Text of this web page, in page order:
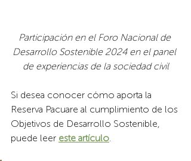
Participación en el Foro Nacional de
Desarrollo Sostenible 2024 en el panel
de experiencias de la sociedad civil
Si desea conocer cómo aporta la
Reserva Pacuare al cumplimiento de los
Objetivos de Desarrollo Sostenible,
puede leer este artículo.